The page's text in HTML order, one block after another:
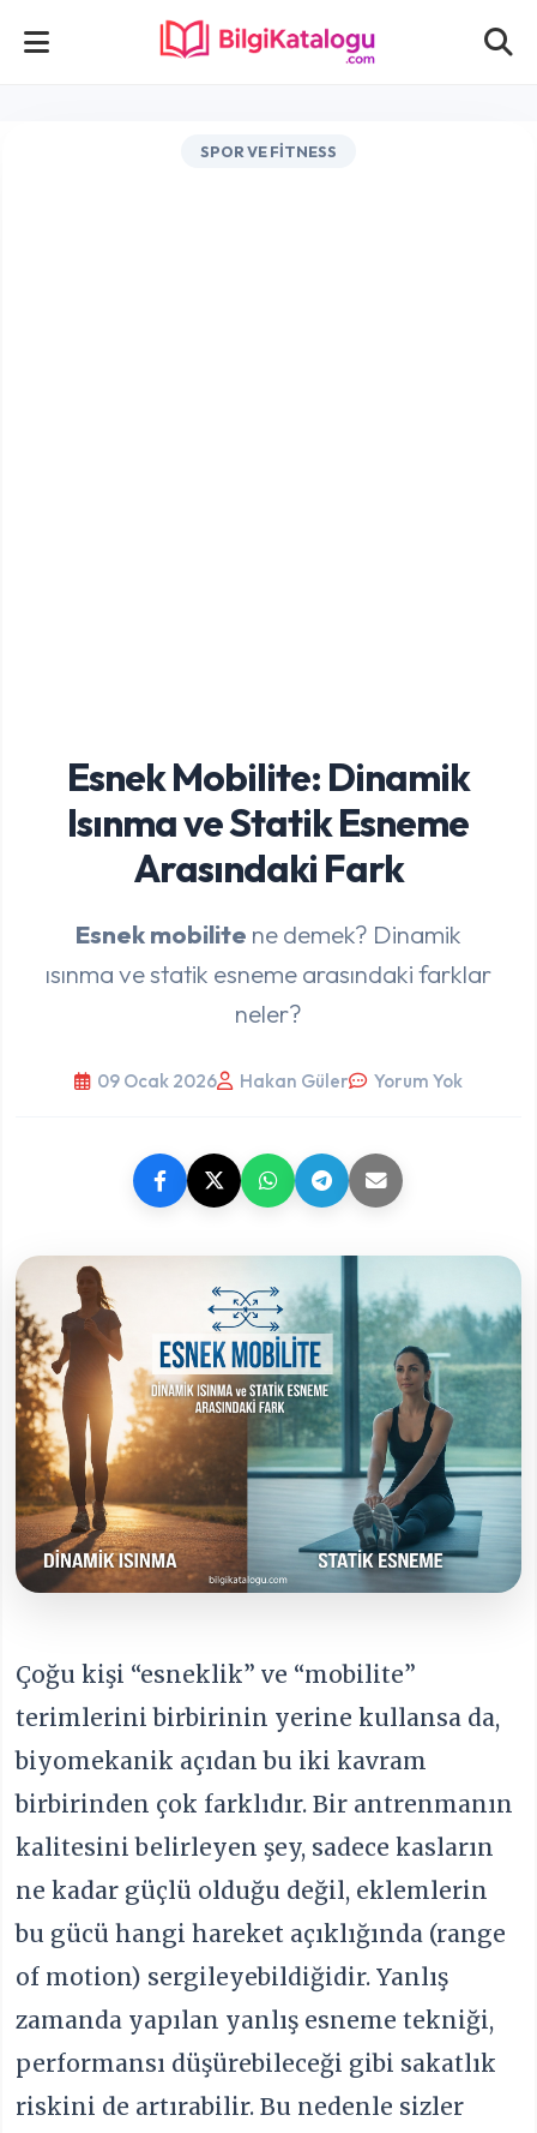
SPOR VE FITNESS
Esnek Mobilite: Dinamik
Isınma ve Statik Esneme
Arasındaki Fark
Esnek mobilite ne demek? Dinamik
ısınma ve statik esneme arasındaki farklar
neler?
09 Ocak 2026 Hakan Güler Yorum Yok
Çoğu kişi “esneklik” ve “mobilite”
terimlerini birbirinin yerine kullansa da,
biyomekanik açıdan bu iki kavram
birbirinden çok farklıdır. Bir antrenmanın
kalitesini belirleyen şey, sadece kasların
ne kadar güçlü olduğu değil, eklemlerin
bu gücü hangi hareket açıklığında (range
of motion) sergileyebildiğidir. Yanlış
zamanda yapılan yanlış esneme tekniği,
performansı düşürebileceği gibi sakatlık
riskini de artırabilir. Bu nedenle sizler